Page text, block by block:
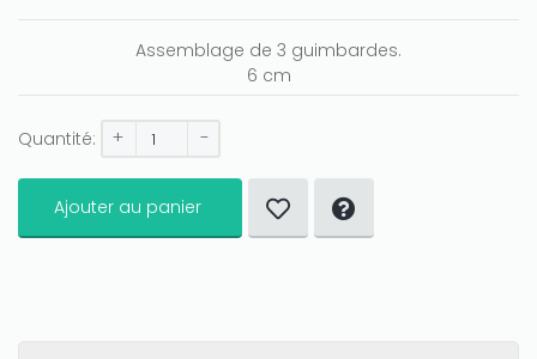
Assemblage de 3 guimbardes.
6 cm
Quantité: + -
Ajouter au panier